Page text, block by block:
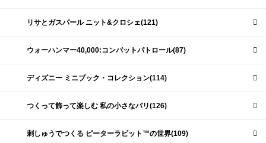
リサとガスパール ニット&クロシェ(121)
ウォーハンマー40,000:コンバットパトロール(87)
ディズニー ミニブック・コレクション(114)
つくって飾って楽しむ 私の小さなパリ(126)
刺しゅうでつくる ピーターラビット™の世界(109)